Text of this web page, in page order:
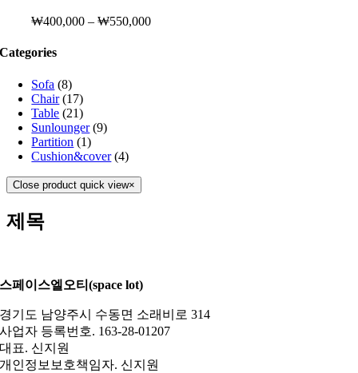
₩400,000 –₩550,000
Categories
Sofa (8)
Chair (17)
Table (21)
Sunlounger (9)
Partition (1)
Cushion&cover (4)
Close product quick view×
제목
스페이스엘오티(space lot)
경기도 남양주시 수동면 소래비로 314
사업자 등록번호. 163-28-01207
대표. 신지원
개인정보보호책임자. 신지원